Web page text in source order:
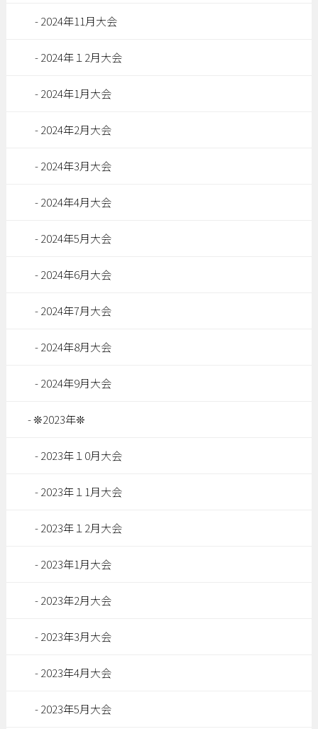
2024年11月大会
2024年１2月大会
2024年1月大会
2024年2月大会
2024年3月大会
2024年4月大会
2024年5月大会
2024年6月大会
2024年7月大会
2024年8月大会
2024年9月大会
❊2023年❊
2023年１0月大会
2023年１1月大会
2023年１2月大会
2023年1月大会
2023年2月大会
2023年3月大会
2023年4月大会
2023年5月大会